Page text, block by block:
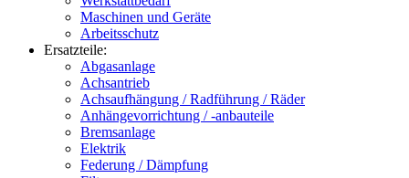
Maschinen und Geräte
Arbeitsschutz
Ersatzteile:
Abgasanlage
Achsantrieb
Achsaufhängung / Radführung / Räder
Anhängevorrichtung / -anbauteile
Bremsanlage
Elektrik
Federung / Dämpfung